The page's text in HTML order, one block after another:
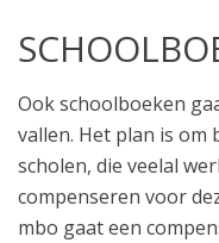
Ook schoolboeken
vallen. Het plan is om
scholen, die veelal
compenseren voor
mbo gaat een